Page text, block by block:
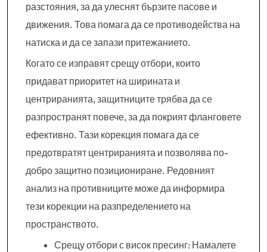
разстояния, за да улеснят бързите пасове и
движения. Това помага да се противодейства на
натиска и да се запази притежанието.
Когато се изправят срещу отбори, които
придават приоритет на ширината и
центриранията, защитниците трябва да се
разпространят повече, за да покрият фланговете
ефективно. Тази корекция помага да се
предотвратят центриранията и позволява по-
добро защитно позициониране. Редовният
анализ на противниците може да информира
тези корекции на разпределението на
пространството.
Срещу отбори с висок пресинг: Намалете